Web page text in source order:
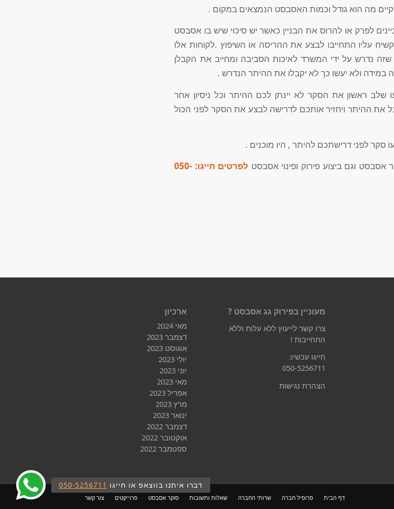
מה הוא גודל וכמות האסבסט הנמצאים במקום .
לפרק או להרוס את הבניין כאשר יש סיכוי שיש בו אסבסט
עליו התחייבו לבצע את ההריסה או השיפוץ .לקוחות אלו
שזה נדרש על ידי המשרד לאיכות הסביבה ומחייב את הקבלן
במידה ולא יעשו כך לא יקבלו את ההיתר הנדרש .
שלב ראשון את הסקר לא יינתן לכם ההיתר וכל ניסיון אחר
את ההיתר ויחזיר אותכם לדרישה לבצע את הסקר לפני הכול
סקר לפני דרישתכם להיתר , היו מוכנים .
וגם ביצוע פירוק ופינוי אסבסט לפרטים חייגו: 050-
מעוניין בפירוק גג אסבסט ?
צרו קשר לייעוץ ללא עלות וללא
התחייבות !
חייגו עכשיו:
050-5256711
הצהרת נגישות
ארכיון
מאי 2024
דצמבר 2023
אוגוסט 2023
יולי 2023
יוני 2023
מאי 2023
אפריל 2023
מרץ 2023
ינואר 2023
דצמבר 2022
אוקטובר 2022
ספטמבר 2022
דף הבית פרופיל חברה שרותי החברה שאלות ותשובות סוקר אסבסט פרוייקטים צור קשר
דברו איתנו בווצאפ או חייגו 050-5256711 ווצאפ